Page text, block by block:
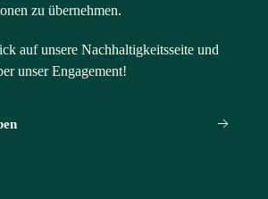
zu übernehmen.
auf unsere Nachhaltigkeitsseite und
unser Engagement!